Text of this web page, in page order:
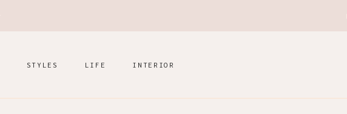
STYLES LIFE INTERIOR